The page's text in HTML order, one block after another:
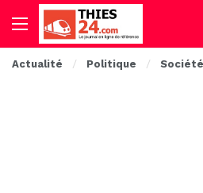
Actualité Politique Société